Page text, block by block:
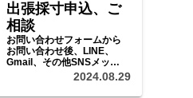
出張採寸申込、ご
相談
お問い合わせフォームから
お問い合わせ後、LINE、
Gmail、その他SNSメッセ
ージ等で、ご予算、ご希望
2024.08.29